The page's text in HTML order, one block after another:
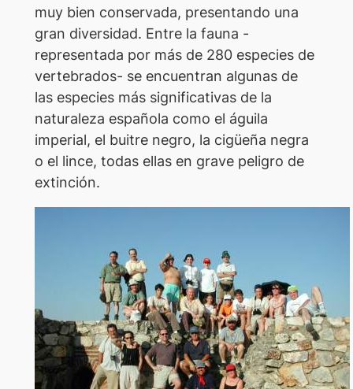
muy bien conservada, presentando una
gran diversidad. Entre la fauna -
representada por más de 280 especies de
vertebrados- se encuentran algunas de
las especies más significativas de la
naturaleza española como el águila
imperial, el buitre negro, la cigüeña negra
o el lince, todas ellas en grave peligro de
extinción.